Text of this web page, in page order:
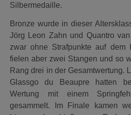
Silbermedaille.
Bronze wurde in dieser
Jörg Leon Zahn und Quantro
zwar ohne Strafpunkte auf dem
fielen aber zwei Stangen und so
Rang drei in der Gesamtwertung.
Glassgo du Beaupre hatten
Wertung mit einem
gesammelt. Im Finale kamen